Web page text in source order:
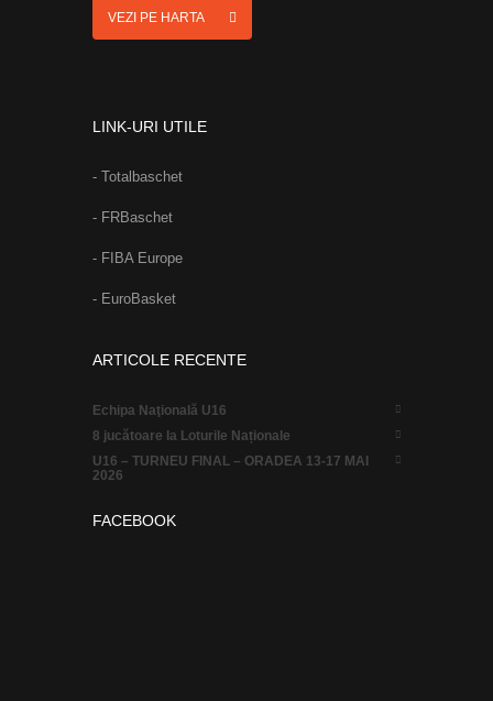
VEZI PE HARTA
LINK-URI UTILE
- Totalbaschet
- FRBaschet
- FIBA Europe
- EuroBasket
ARTICOLE RECENTE
Echipa Naţională U16
8 jucătoare la Loturile Naționale
U16 – TURNEU FINAL – ORADEA 13-17 MAI
2026
FACEBOOK